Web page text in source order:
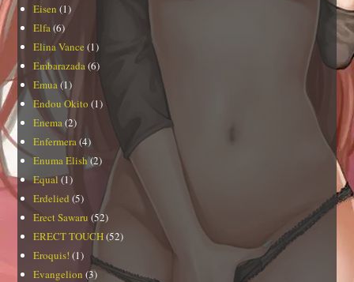
Eisen (1)
Elfa(6)
Elina Vance (1)
Embarazada(6)
Emua(1)
Endou Okito (1)
Enema(2)
Enfermera(4)
Enuma Elish(2)
Equal(1)
Erdelied (5)
Erect Sawaru (52)
ERECT TOUCH(52)
Eroquis! (1)
Evangelion (3)